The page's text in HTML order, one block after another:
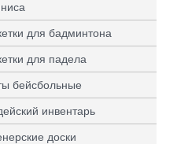
для бадминтона
для падела
бейсбольные
инвентарь
доски